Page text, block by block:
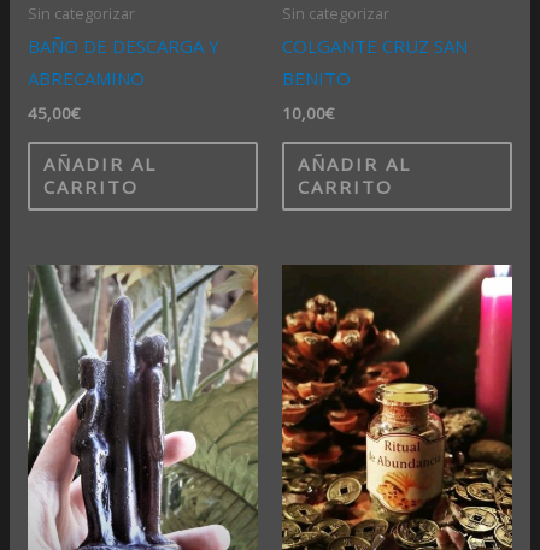
Sin categorizar
BAÑO DE DESCARGA Y
ABRECAMINO
45,00€
AÑADIR AL
CARRITO
Sin categorizar
COLGANTE CRUZ SAN
BENITO
10,00€
AÑADIR AL
CARRITO